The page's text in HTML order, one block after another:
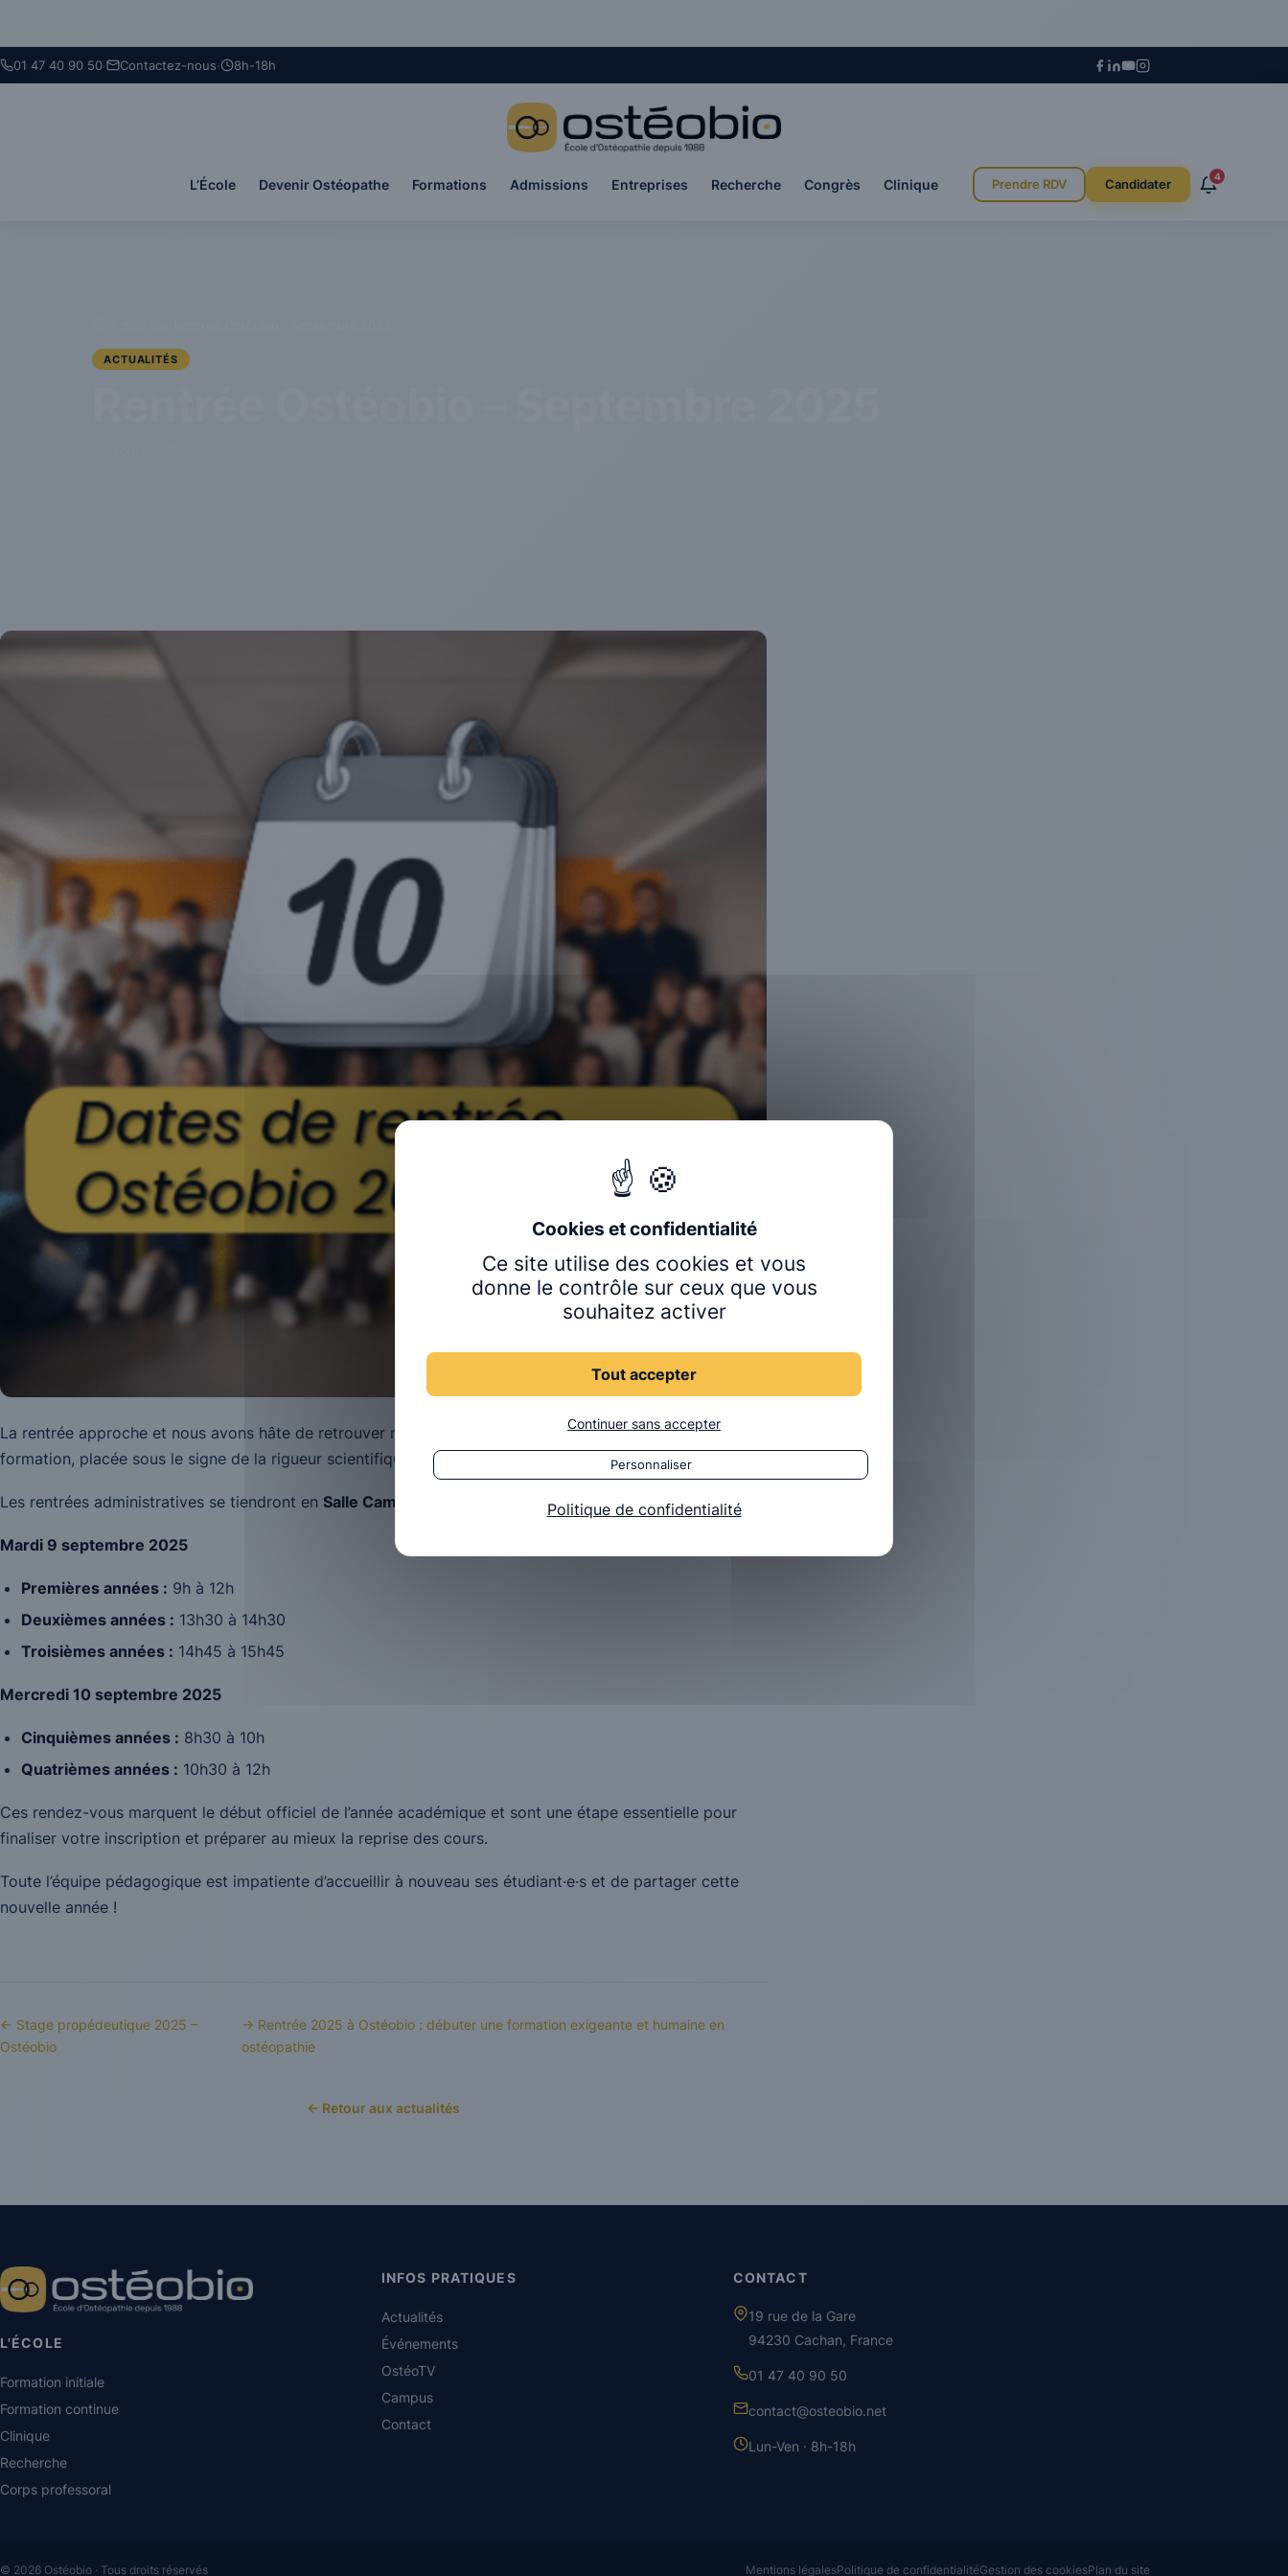
01 47 40 90 50· Contactez-nous· 8h-18h
L’École Devenir Ostéopathe Formations Admissions Entreprises Recherche Congrès Clinique Prendre RDV Candidater
4
ACTUALITÉS
La rentrée approche et nous avons hâte de retrouver nos étudiant·e·s pour une nouvelle année de
formation, placée sous le signe de la rigueur scientifique et de l’accompagnement personnalisé.
Les rentrées administratives se tiendront en Salle Camille Gossard (C1) aux dates suivantes :
Mardi 9 septembre 2025
Premières années : 9h à 12h
Deuxièmes années : 13h30 à 14h30
Troisièmes années : 14h45 à 15h45
Mercredi 10 septembre 2025
Cinquièmes années : 8h30 à 10h
Quatrièmes années : 10h30 à 12h
Ces rendez-vous marquent le début officiel de l’année académique et sont une étape essentielle pour
finaliser votre inscription et préparer au mieux la reprise des cours.
Toute l’équipe pédagogique est impatiente d’accueillir à nouveau ses étudiant·e·s et de partager cette
nouvelle année !
← Stage propédeutique 2025 –
Ostéobio
→ Rentrée 2025 à Ostéobio : débuter une formation exigeante et humaine en
ostéopathie
← Retour aux actualités
L'ÉCOLE
Formation initiale
Formation continue
Clinique
Recherche
Corps professoral
INFOS PRATIQUES
Actualités
Événements
OstéoTV
Campus
Contact
CONTACT
19 rue de la Gare
94230 Cachan, France
01 47 40 90 50
contact@osteobio.net
Lun-Ven · 8h-18h
© 2026 Ostéobio · Tous droits réservés Mentions légalesPolitique de confidentialitéGestion des cookiesPlan du site
Ce site utilise des cookies et vous
donne le contrôle sur ceux que vous
souhaitez activer
Tout accepter
Continuer sans accepter
Personnaliser
Politique de confidentialité